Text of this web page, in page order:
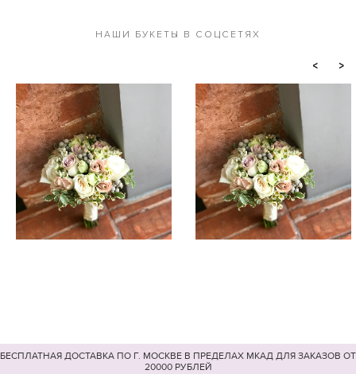
НАШИ БУКЕТЫ В СОЦСЕТЯХ
< >
БЕСПЛАТНАЯ ДОСТАВКА ПО Г. МОСКВЕ В ПРЕДЕЛАХ МКАД ДЛЯ ЗАКАЗОВ ОТ
20000 РУБЛЕЙ